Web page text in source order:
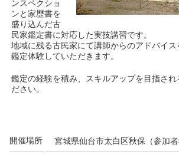
ンスペクショ
ンと家歴書を
盛り込んだ古
民家鑑定書に対応した実技講習です。
地域に残る古民家にて講師からのアドバイ
鑑定体験していただきます。
鑑定の経験を積み、スキルアップを目指され
ださい。
開催場所 宮城県仙台市太白区秋保（参加